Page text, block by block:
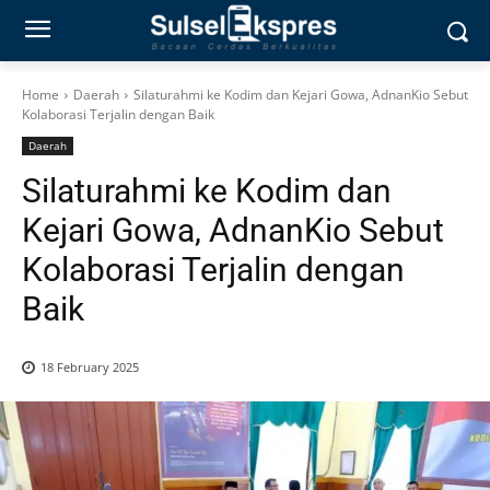
Home Daerah
Silaturahmi ke Kodim dan Kejari Gowa, AdnanKio Sebut
Kolaborasi Terjalin dengan Baik
Daerah
Silaturahmi ke Kodim dan
Kejari Gowa, AdnanKio Sebut
Kolaborasi Terjalin dengan
Baik
18 February 2025